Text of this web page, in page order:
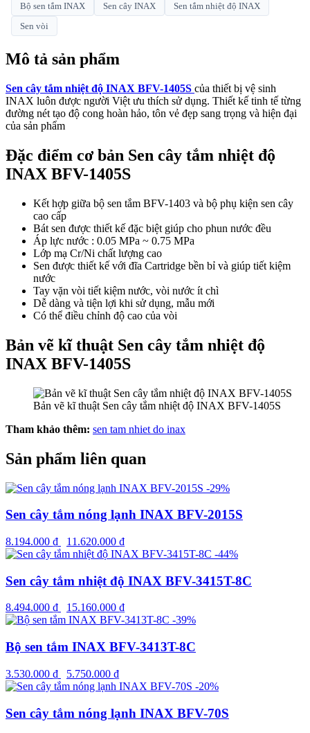
Bộ sen tắm INAX Sen cây INAX
Sen tắm nhiệt độ INAX
Sen vòi
Mô tả sản phẩm
Sen cây tắm nhiệt độ INAX BFV-1405S của thiết bị vệ sinh
INAX luôn được người Việt ưu thích sử dụng. Thiết kế tinh tế từng
đường nét tạo độ cong hoàn hảo, tôn vẻ đẹp sang trọng và hiện đại
của sản phẩm
Đặc điểm cơ bản Sen cây tắm nhiệt độ
INAX BFV-1405S
Kết hợp giữa bộ sen tắm BFV-1403 và bộ phụ kiện sen cây
cao cấp
Bát sen được thiết kế đặc biệt giúp cho phun nước đều
Áp lực nước : 0.05 MPa ~ 0.75 MPa
Lớp mạ Cr/Ni chất lượng cao
Sen được thiết kế với đĩa Cartridge bền bỉ và giúp tiết kiệm
nước
Tay vặn vòi tiết kiệm nước, vòi nước ít chì
Dễ dàng và tiện lợi khi sử dụng, mẫu mới
Có thể điều chỉnh độ cao của vòi
Bản vẽ kĩ thuật Sen cây tắm nhiệt độ
INAX BFV-1405S
Bản vẽ kĩ thuật Sen cây tắm nhiệt độ INAX BFV-1405S
Tham khảo thêm: sen tam nhiet do inax
Sản phẩm liên quan
-29%
Sen cây tắm nóng lạnh INAX BFV-2015S
8.194.000 ₫ 11.620.000 ₫
-44%
Sen cây tắm nhiệt độ INAX BFV-3415T-8C
8.494.000 ₫ 15.160.000 ₫
-39%
Bộ sen tắm INAX BFV-3413T-8C
3.530.000 ₫ 5.750.000 ₫
-20%
Sen cây tắm nóng lạnh INAX BFV-70S